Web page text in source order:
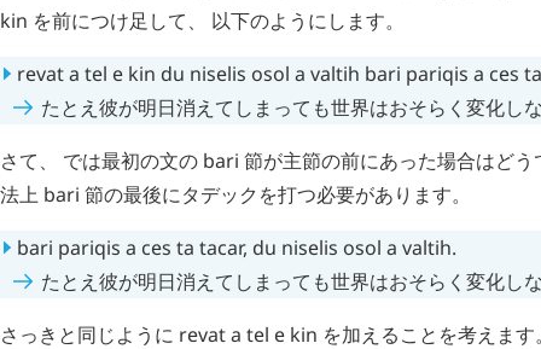
kin を前につけ足して、 以下のようにします。
revata tel e kin du niselis osol a valtih bari pariqis a ces ta
たとえ彼が明日消えてしまっても世界はおそらく変化し
さて、 では最初の文の bari 節が主節の前にあった場合はど
法上 bari 節の最後にタデックを打つ必要があります。
bari pariqis a ces ta tacar, du niselis osol a valtih.
たとえ彼が明日消えてしまっても世界はおそらく変化し
さっきと同じように revata tel e kin を加えることを考えま